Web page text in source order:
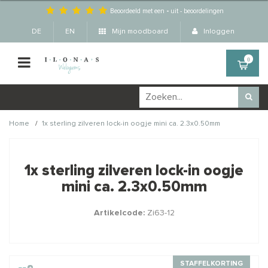
Beoordeeld met een - uit -beoordelingen
DE EN Mijn moodboard Inloggen
0
Home / 1x sterling zilveren lock-in oogje mini ca. 2.3x0.50mm
producten ook interessant
voor je?
1x sterling zilveren lock-in oogje
mini ca. 2.3x0.50mm
Artikelcode:Zi63-12
STAFFELKORTING